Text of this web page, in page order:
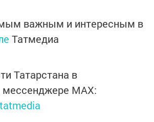
важным и интересным в
Татмедиа
Татарстана в
мессенджере MАХ: